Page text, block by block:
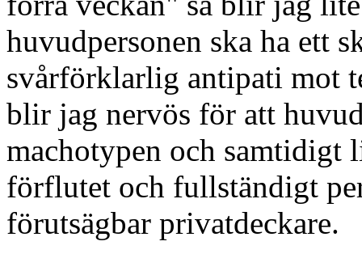
huvudpersonen ska ha ett
svårförklarlig antipati mot
blir jag nervös för att
machotypen och samtidigt
förflutet och fullständigt
förutsägbar privatdeckare.